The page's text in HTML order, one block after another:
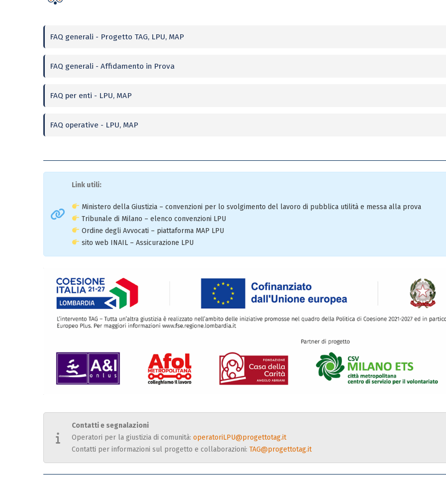
FAQ generali - Progetto TAG, LPU, MAP
FAQ generali - Affidamento in Prova
FAQ per enti - LPU, MAP
FAQ operative - LPU, MAP
Link utili:
Ministero della Giustizia – convenzioni per lo svolgimento del lavoro di pubblica utilità e messa alla prova
Tribunale di Milano – elenco convenzioni LPU
Ordine degli Avvocati – piattaforma MAP LPU
sito web INAIL – Assicurazione LPU
Contatti e segnalazioni
Operatori per la giustizia di comunità: operatoriLPU@progettotag.it
Contatti per informazioni sul progetto e collaborazioni: TAG@progettotag.it